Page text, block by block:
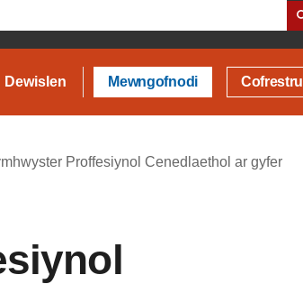
Dewislen Mewngofnodi Cofrestru
Proffesiynol Cenedlaethol ar gyfer